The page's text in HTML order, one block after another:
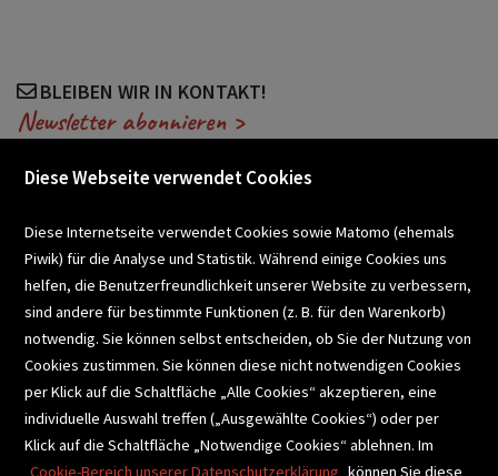
BLEIBEN WIR IN KONTAKT!
Newsletter abonnieren >
SCHULBUCHSERVICE
BUCHEMPFEHLUNGEN
BIBLIOTHEKSSERVICE
Diese Webseite verwendet Cookies
Diese Internetseite verwendet Cookies sowie Matomo (ehemals
Piwik) für die Analyse und Statistik. Während einige Cookies uns
helfen, die Benutzerfreundlichkeit unserer Website zu verbessern,
sind andere für bestimmte Funktionen (z. B. für den Warenkorb)
notwendig. Sie können selbst entscheiden, ob Sie der Nutzung von
Cookies zustimmen. Sie können diese nicht notwendigen Cookies
per Klick auf die Schaltfläche „Alle Cookies“ akzeptieren, eine
individuelle Auswahl treffen („Ausgewählte Cookies“) oder per
Klick auf die Schaltfläche „Notwendige Cookies“ ablehnen. Im
Cookie-Bereich unserer Datenschutzerklärung können Sie diese